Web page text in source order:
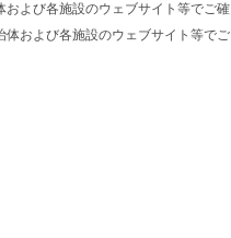
よび各施設のウェブサイト等でご確
および各施設のウェブサイト等でご